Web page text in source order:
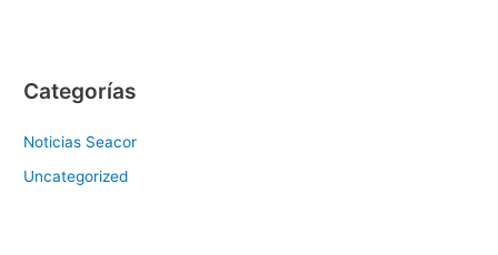
Categorías
Noticias Seacor
Uncategorized